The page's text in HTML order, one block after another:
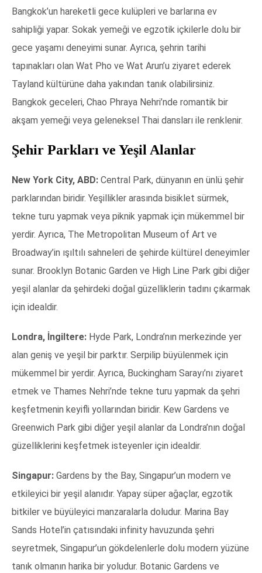
Bangkok’un hareketli gece kulüpleri ve barlarına ev
sahipliği yapar. Sokak yemeği ve egzotik içkilerle dolu bir
gece yaşamı deneyimi sunar. Ayrıca, şehrin tarihi
tapınakları olan Wat Pho ve Wat Arun’u ziyaret ederek
Tayland kültürüne daha yakından tanık olabilirsiniz.
Bangkok geceleri, Chao Phraya Nehri’nde romantik bir
akşam yemeği veya geleneksel Thai dansları ile renklenir.
Şehir Parkları ve Yeşil Alanlar
New York City, ABD: Central Park, dünyanın en ünlü şehir
parklarından biridir. Yeşillikler arasında bisiklet sürmek,
tekne turu yapmak veya piknik yapmak için mükemmel bir
yerdir. Ayrıca, The Metropolitan Museum of Art ve
Broadway’in ışıltılı sahneleri de şehirde kültürel deneyimler
sunar. Brooklyn Botanic Garden ve High Line Park gibi diğer
yeşil alanlar da şehirdeki doğal güzelliklerin tadını çıkarmak
için idealdir.
Londra, İngiltere: Hyde Park, Londra’nın merkezinde yer
alan geniş ve yeşil bir parktır. Serpilip büyülenmek için
mükemmel bir yerdir. Ayrıca, Buckingham Sarayı’nı ziyaret
etmek ve Thames Nehri’nde tekne turu yapmak da şehri
keşfetmenin keyifli yollarından biridir. Kew Gardens ve
Greenwich Park gibi diğer yeşil alanlar da Londra’nın doğal
güzelliklerini keşfetmek isteyenler için idealdir.
Singapur: Gardens by the Bay, Singapur’un modern ve
etkileyici bir yeşil alanıdır. Yapay süper ağaçlar, egzotik
bitkiler ve büyüleyici manzaralarla doludur. Marina Bay
Sands Hotel’in çatısındaki infinity havuzunda şehri
seyretmek, Singapur’un gökdelenlerle dolu modern yüzüne
tanık olmanın harika bir yoludur. Botanic Gardens ve